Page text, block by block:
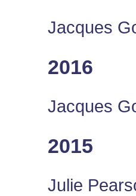
Jacques
2016
Jacques
2015
Julie